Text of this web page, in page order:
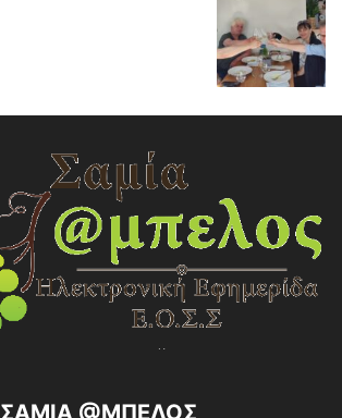
ΣΑΜΙΑ @ΜΠΕΛΟΣ